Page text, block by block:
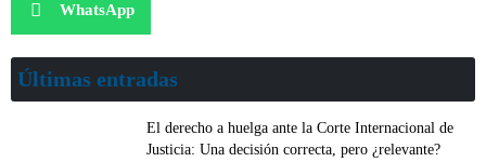
WhatsApp
Últimas entradas
El derecho a huelga ante la Corte Internacional de
Justicia: Una decisión correcta, pero ¿relevante?